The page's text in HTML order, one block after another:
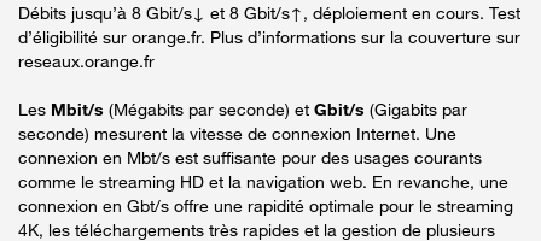
Débits jusqu’à 8 Gbit/s↓ et 8 Gbit/s↑, déploiement en cours. Test
d’éligibilité sur orange.fr. Plus d’informations sur la couverture sur
reseaux.orange.fr
Les Mbit/s (Mégabits par seconde) et Gbit/s (Gigabits par
seconde) mesurent la vitesse de connexion Internet. Une
connexion en Mbt/s est suffisante pour des usages courants
comme le streaming HD et la navigation web. En revanche, une
connexion en Gbt/s offre une rapidité optimale pour le streaming
4K, les téléchargements très rapides et la gestion de plusieurs